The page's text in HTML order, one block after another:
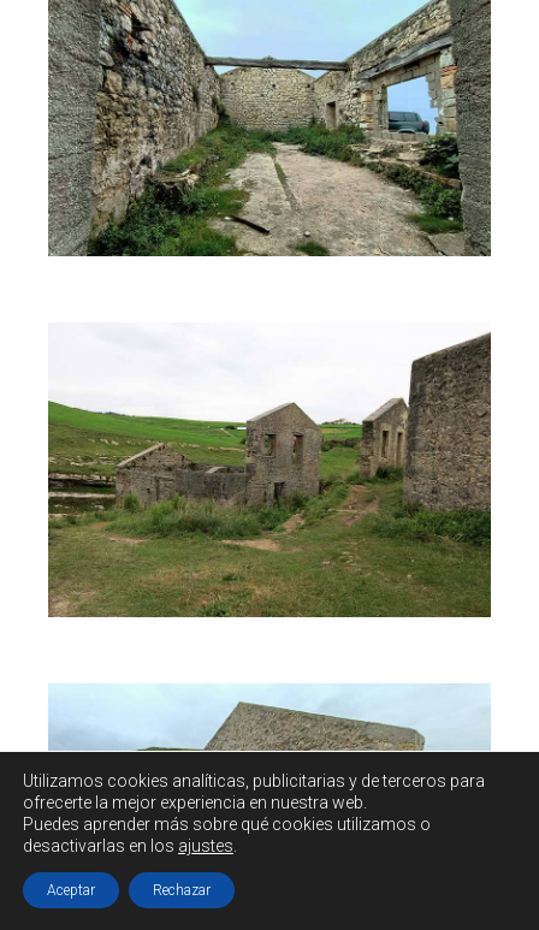
Utilizamos cookies analíticas, publicitarias y de terceros para
ofrecerte la mejor experiencia en nuestra web.
Puedes aprender más sobre qué cookies utilizamos o
desactivarlas en los ajustes
Aceptar Rechazar